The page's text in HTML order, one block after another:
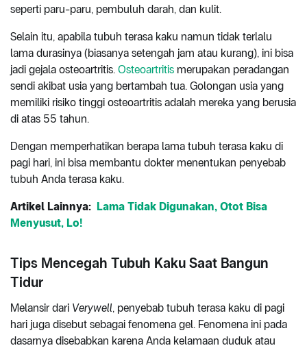
seperti paru-paru, pembuluh darah, dan kulit.
Selain itu, apabila tubuh terasa kaku namun tidak terlalu
lama durasinya (biasanya setengah jam atau kurang), ini bisa
jadi gejala osteoartritis. Osteoartritis merupakan peradangan
sendi akibat usia yang bertambah tua. Golongan usia yang
memiliki risiko tinggi osteoartritis adalah mereka yang berusia
di atas 55 tahun.
Dengan memperhatikan berapa lama tubuh terasa kaku di
pagi hari, ini bisa membantu dokter menentukan penyebab
tubuh Anda terasa kaku.
Artikel Lainnya: Lama Tidak Digunakan, Otot Bisa
Menyusut, Lo!
Tips Mencegah Tubuh Kaku Saat Bangun
Tidur
Melansir dari Verywell, penyebab tubuh terasa kaku di pagi
hari juga disebut sebagai fenomena gel. Fenomena ini pada
dasarnya disebabkan karena Anda kelamaan duduk atau